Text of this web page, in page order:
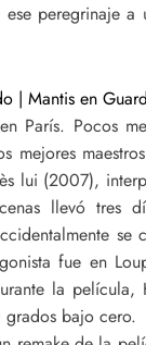
peregrinaje
París. Pocos
mejores
lui (2007),
llevó tres
se
fue en
la película,
grados bajo cero.